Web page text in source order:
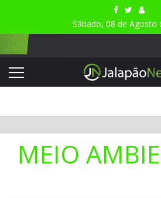
Sábado, 08 de Agosto
MEIO